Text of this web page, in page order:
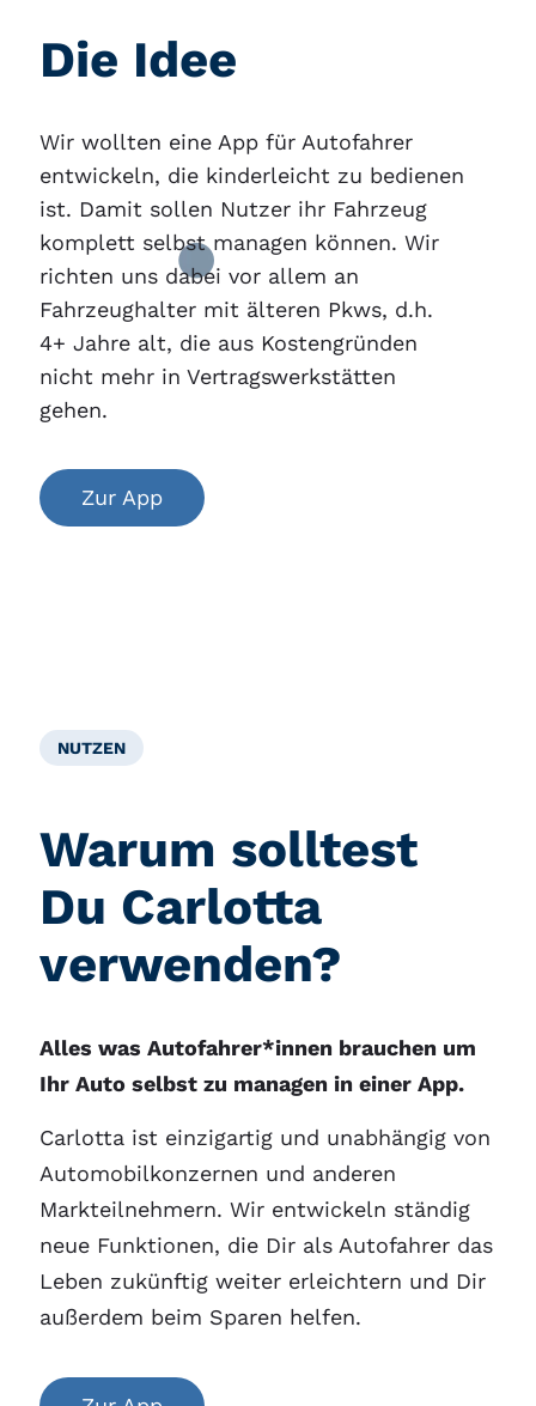
Die Idee
Wir wollten eine App für Autofahrer
entwickeln, die kinderleicht zu bedienen
ist. Damit sollen Nutzer ihr Fahrzeug
komplett selbst managen können. Wir
richten uns dabei vor allem an
Fahrzeughalter mit älteren Pkws, d.h.
4+ Jahre alt, die aus Kostengründen
nicht mehr in Vertragswerkstätten
gehen.
Zur App
NUTZEN
Warum solltest
Du Carlotta
verwenden?
Alles was Autofahrer*innen brauchen um
Ihr Auto selbst zu managen in einer App.
Carlotta ist einzigartig und unabhängig von
Automobilkonzernen und anderen
Markteilnehmern. Wir entwickeln ständig
neue Funktionen, die Dir als Autofahrer das
Leben zukünftig weiter erleichtern und Dir
außerdem beim Sparen helfen.